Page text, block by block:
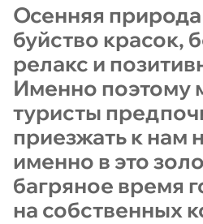
Осенняя
буйство красок,
релакс и
Именно поэтому
туристы
приезжать к нам
именно в это
багряное время
на собственных